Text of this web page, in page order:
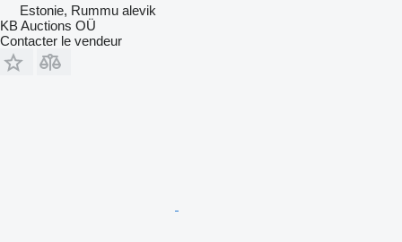
Estonie, Rummu alevik
KB Auctions OÜ
Contacter le vendeur